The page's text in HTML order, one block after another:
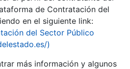
de Contratación del
en el siguiente link:
del Sector Público
)
más información y algunos